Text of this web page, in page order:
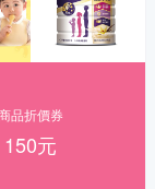
品折價券
150元